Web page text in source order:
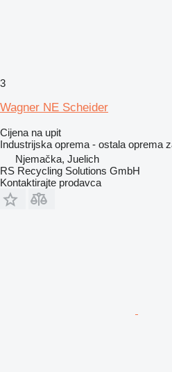
3
Wagner NE Scheider
Cijena na upit
Industrijska oprema - ostala oprema
Njemačka, Juelich
RS Recycling Solutions GmbH
Kontaktirajte prodavca